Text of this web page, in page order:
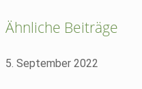
Ähnliche Beiträge
5. September 2022